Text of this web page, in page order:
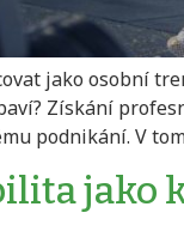
jako osobní
Získání
podnikání. V
jako